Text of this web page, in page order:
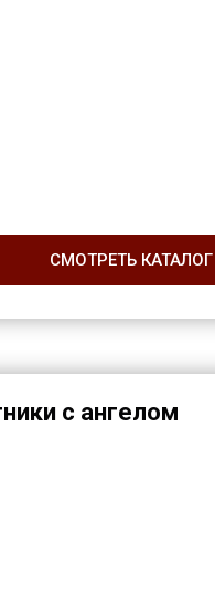
СМОТРЕТЬ КАТАЛОГ
с ангелом